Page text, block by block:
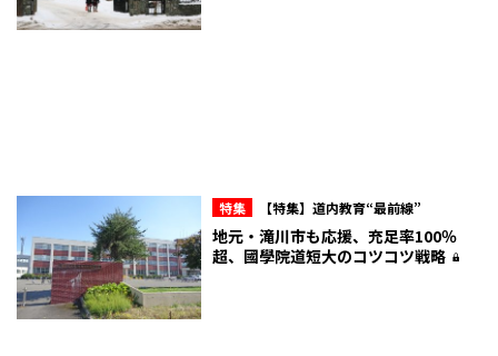
特集 【特集】道内教育“最前線”
地元・滝川市も応援、充足率100％
超、國學院道短大のコツコツ戦略